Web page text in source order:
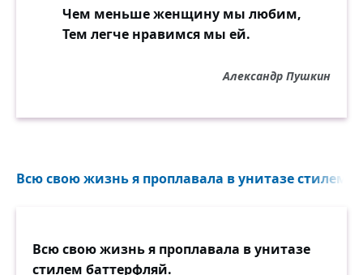
Чем меньше женщину мы любим,
Тем легче нравимся мы ей.
Александр Пушкин
Всю свою жизнь я проплавала в унитазе стилем
Всю свою жизнь я проплавала в унитазе
стилем баттерфляй.